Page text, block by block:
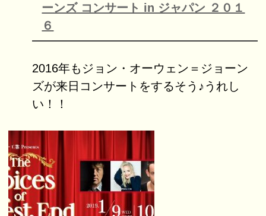
ーンズ コンサート in ジャパン ２０１
６
2016年もジョン・オーウェン＝ジョーン
ズが来日コンサートをするそう♪うれし
い！！